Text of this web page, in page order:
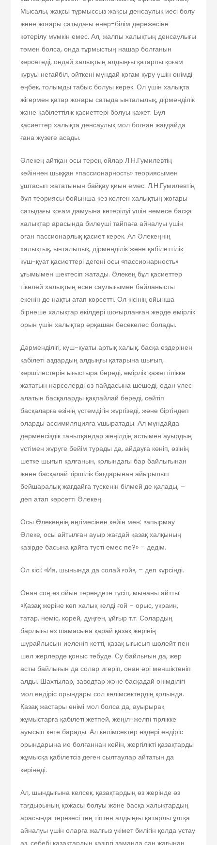
Мысалы, жақсы тұрмыссыз жақсы денсаулық иесі болу
және жоғары сатыдағы өнер-білім дәрежесіне
көтерілу мүмкін емес. Ал, жалпы халықтың денсаулығы
төмен болса, онда тұрмыс­тың нашар болғанын
көрсетеді, ондай халықтың алдыңғы қатарлы қоғам
құруы неғайбіл, өйткені мұндай қоғам құру үшін өнімді
еңбек, толымды табыс болуы керек. Ол үшін халықта
жігермен қатар жоғары сатыда ынталылық, дірмәнділік
және қабілеттілік қасиеттері болуы қажет. Бұл
қасиеттер халықта денсаулық мол болған жағдайда
ғана жүзеге асады.
Әлекең айтқан осы терең ойлар Л.Н.Гумилевтің
кейіннен шыққан «пассио­нарность» теория­сымен
ұштасып жататынын байқау қиын емес. Л.Н.Гумилевтің
бұл те­о­риясы бойынша кез келген халықтың жоғары
сатыдағы қоғам дамуына көтерілуі үшін немесе басқа
халықтар арасында билеу­ші тайпаға айналуы үшін
оған пассионарлық қасиет ке­рек. Ал Әлекеңнің
халықтық, ынталылық, дірмәнділік және қабілеттілік
күш-қуат қасиеттері дегені осы «пассионар­ность»
ұғымымен шек­тесіп жатады. Әлекең бұл қасиеттер
тікелей халықтың есен саулығымен байланысты
екенін де нақты атап көрсетті. Ол кісінің ойынша
бірнеше халықтар өкілдері шоғырланған жерде өмірлік
орын үшін халықтар әрқашан бәсекелес болады.
Дәрменділігі, күш-қуаты артық халық, басқа өздерінен
қабілеті аздардың алдыңғы қатарына шығып,
көршілестерін ығыстыра береді, өмірлік қажеттілікке
жататын нәрселерді өз пайдасына шешеді, одан үлес
алатын басқаларды қақпайлай береді, сөйтіп
басқаларға өзінің үстемдігін жүргізеді, және біртіндеп
оларды ассимиляцияға ұшыратады. Ал мұндайда
дәрменсіздік танытқандар жеңілдің астымен ауырдың
үстімен жүруге бейім тұрады да, айдауға көніп, өзінің
шетке шығып қалғанын, қолындағы бар байлығынан
және басқалай тіршілік бағдарынан айырылып
бейшаралық жағдайға түскенін білмей де қалады, –
деп атап көрсетті Әлекең.
Осы Әлекеңнің әңгімесінен кейін мен: «апырмау
Әлеке, осы айтылған ауыр жағдай қазақ халқының
қазірде басына қайта түсті емес пе?» – дедім.
Ол кісі: «Ия, шынында да солай ғой», – деп күрсінді.
Онан соң өз ойын тереңдете түсіп, мынаны айтты:
«Қазақ жеріне көп халық келді ғой – орыс, украин,
татар, неміс, корей, дуңген, ұйғыр т.т. Солардың
барлығы өз шамасына қарай қазақ жерінің
шұрайлысын иеленіп кетті, қазақ ығысып шөлейт пен
шөл жерлерде қоныс тебуде. Су байлығын да, жер
асты байлығын да солар игеріп, онан әрі меншіктеніп
алды. Шахтылар, заводтар және басқадай өнімділігі
мол өндіріс орындары сол келімсектердің қолында.
Қазақ жастары өнімі мол болса да, ауырырақ
жұмыстарға қабілеті жетпей, жеңіл-желпі тірлікке
ауысып кете барады. Ал келімсектер өздері өндіріс
орындарына ие болғаннан кейін, жергілікті қазақтарды
жұмысқа қабілетсіз деген сылтаулар айтатын да
көрінеді.
Ал, шындығына келсек, қазақтардың өз жерінде өз
тағдырының қожасы болуы және басқа халықтардың
арасында терезесі тең тіптен алдыңғы қатарлы ұлтқа
айналуы үшін оларға жалғыз үкімет билігін қолда ұстау